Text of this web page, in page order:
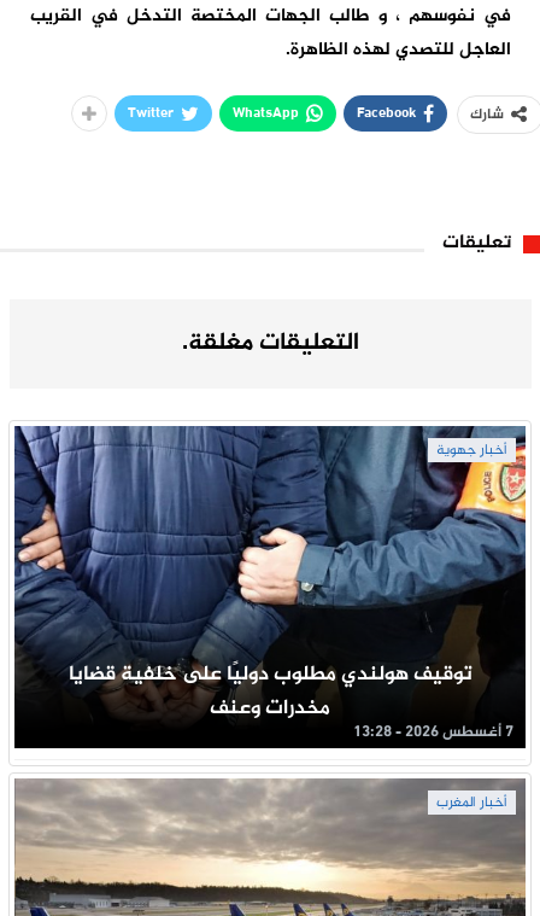
في نفوسهم ، و طالب الجهات المختصة التدخل في القريب
العاجل للتصدي لهذه الظاهرة.
شارك Facebook
WhatsApp
Twitter
تعليقات
التعليقات مغلقة.
أخبار جهوية
توقيف هولندي مطلوب دوليًا على خلفية قضايا
مخدرات وعنف
7 أغسطس 2026 - 13:28
أخبار المغرب